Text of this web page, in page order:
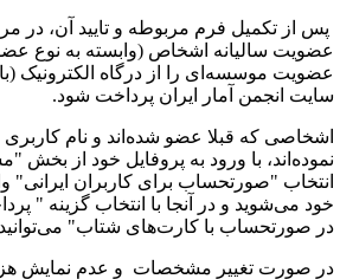
پس از تکمیل فرم‌ مربوطه و تایید آن، در
سالیانه اشخاص (وابسته به نوع عضویت
موسسه‌ای را از درگاه الکترونیک
انجمن آمار ایران پرداخت شود.
که قبلا عضو شده‌اند و نام کاربری
با ورود به پروفایل خود از بخش
"صورتحساب برای کاربران ایرانی"
می‌شوید و در آنجا با انتخاب گزینه "
صورتحساب با کارت‌های شتاب" می‌توانید
صورت تغییر مشخصات و عدم نمایش